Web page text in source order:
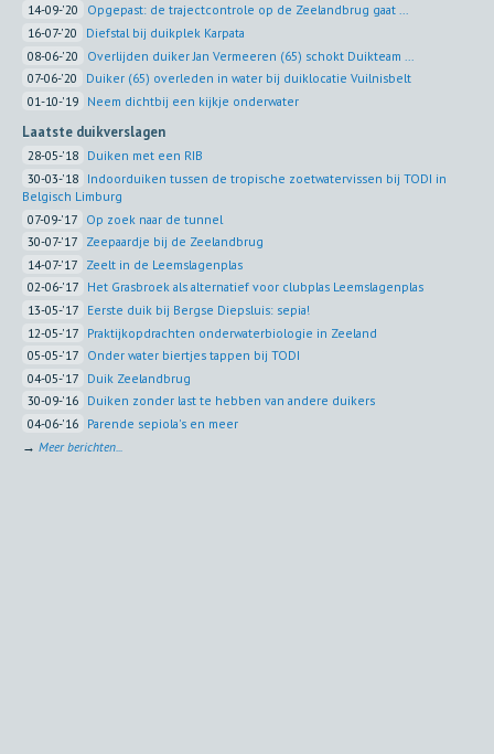
14-09-'20
Opgepast: de trajectcontrole op de Zeelandbrug gaat ...
16-07-'20
Diefstal bij duikplek Karpata
08-06-'20
Overlijden duiker Jan Vermeeren (65) schokt Duikteam ...
07-06-'20
Duiker (65) overleden in water bij duiklocatie Vuilnisbelt
01-10-'19 Neem dichtbij een kijkje onderwater
Laatste duikverslagen
28-05-'18 Duiken met een RIB
30-03-'18 Indoorduiken tussen de tropische zoetwatervissen bij TODI in
Belgisch Limburg
07-09-'17 Op zoek naar de tunnel
30-07-'17 Zeepaardje bij de Zeelandbrug
14-07-'17 Zeelt in de Leemslagenplas
02-06-'17 Het Grasbroek als alternatief voor clubplas Leemslagenplas
13-05-'17 Eerste duik bij Bergse Diepsluis: sepia!
12-05-'17 Praktijkopdrachten onderwaterbiologie in Zeeland
05-05-'17 Onder water biertjes tappen bij TODI
04-05-'17 Duik Zeelandbrug
30-09-'16 Duiken zonder last te hebben van andere duikers
04-06-'16 Parende sepiola's en meer
→ Meer berichten...